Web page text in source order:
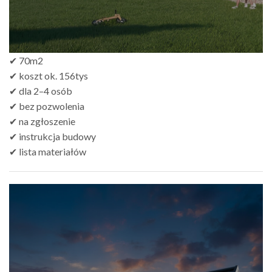
✔ 70m2
✔ koszt ok. 156tys
✔ dla 2–4 osób
✔ bez pozwolenia
✔ na zgłoszenie
✔ instrukcja budowy
✔ lista materiałów